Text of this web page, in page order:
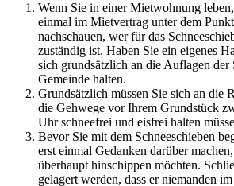
Wenn Sie in einer Mietwohnung
einmal im Mietvertrag unter dem Punkt
nachschauen, wer für das
zuständig ist. Haben Sie ein eigenes
sich grundsätzlich an die Auflagen der
Gemeinde halten.
Grundsätzlich müssen Sie sich an die
die Gehwege vor Ihrem Grundstück
Uhr schneefrei und eisfrei halten
Bevor Sie mit dem Schneeschieben
erst einmal Gedanken darüber
überhaupt hinschippen möchten.
gelagert werden, dass er niemanden